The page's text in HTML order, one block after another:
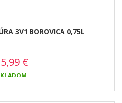
3V1 BOROVICA 0,75L
€